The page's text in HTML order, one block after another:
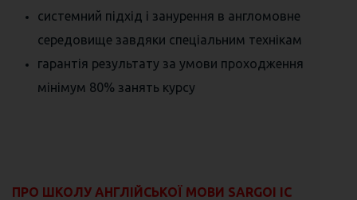
системний підхід і занурення в англомовне
середовище завдяки спеціальним технікам
гарантія результату за умови проходження
мінімум 80% занять курсу
ПРО ШКОЛУ АНГЛІЙСЬКОЇ МОВИ SARGOI IC